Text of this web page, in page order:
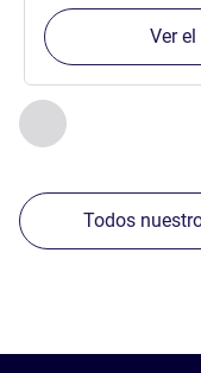
Anterior -
Página ,
Ver
Todos